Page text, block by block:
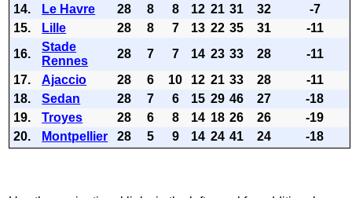
14.
Le Havre 28 8 8 12 21 31 32
-7
15.
Lille 28 8 7 13 22 35 31
-11
16.
Stade
Rennes
28 7 7 14 23 33 28
-11
17.
Ajaccio 28 6 10 12 21 33 28
-11
18.
Sedan 28 7 6 15 29 46 27
-18
19.
Troyes 28 6 8 14 18 26 26
-19
20.
Montpellier 28 5 9 14 24 41 24 -18